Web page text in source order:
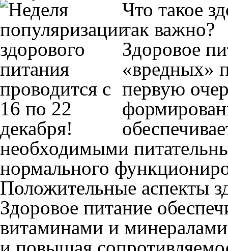
Что такое
так важно?
Здоровое
«вредных»
первую
необходимыми
нормального
Положительные аспекты
Здоровое питание
витаминами и